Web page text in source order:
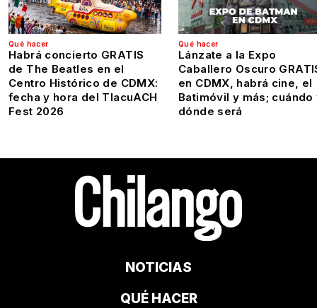
Qué hacer
Habrá concierto GRATIS
de The Beatles en el
Centro Histórico de CDMX:
fecha y hora del TlacuACH
Fest 2026
Qué hacer
Lánzate a la Expo
Caballero Oscuro
en CDMX, habrá cine, el
Batimóvil y más; cuándo
dónde será
NOTICIAS
QUÉ HACER